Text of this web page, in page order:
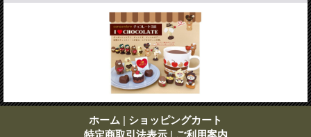
ホーム | ショッピングカート
特定商取引法表示 | ご利用案内